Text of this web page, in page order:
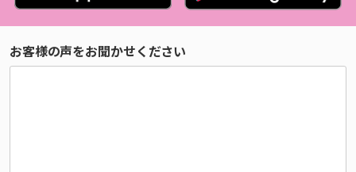
お客様の声をお聞かせください